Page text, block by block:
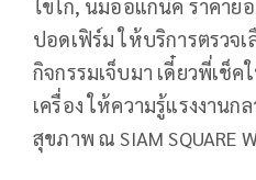
ไข่ไก่, นมออแกนิค ราคาย่
ปอดเฟิร์ม ให้บริการตรวจ
กิจกรรมเจ็บมา เดี๋ยวพี่เช็
เครื่อง ให้ความรู้แรงงานก
สุขภาพ ณ SIAM SQUARE